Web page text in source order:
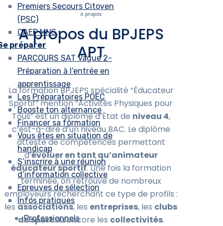
Premiers Secours Citoyen
(PSC)
CAEP MNS
préparer
PARCOURS SAT Vague 2-
Préparation à l’entrée en
apprentissage
Les Préparatoires POEC
Booste ton alternance
Financer sa formation
Vous êtes en situation de
handicap
S’inscrire à une réunion
d’information collective
Epreuves de sélection
Infos pratiques
Professionnels
A propos
A propos du BPJEPS
APT
La formation BPJEPS spécialité “Éducateur
Sportif” mention “Activités Physiques pour
Tous” est un diplôme d’État de niveau 4,
c’est-à-dire d’un niveau BAC. Le diplôme
atteste de compétences permettant
d’évoluer en tant qu’animateur
éducateur sportif. Une fois la formation
terminée, on retrouve de nombreux
employeurs recherchant ce type de profils :
lesassociations, les entreprises, les clubs
de sportou encore les collectivités.